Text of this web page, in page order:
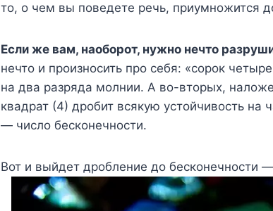
то, о чем вы поведете речь, приумножится
Если же вам, наоборот, нужно нечто
нечто и произносить про себя: «сорок
на два разряда молнии. А во-вторых,
квадрат (4) дробит всякую устойчивость на
— число бесконечности.
Вот и выйдет дробление до бесконечности